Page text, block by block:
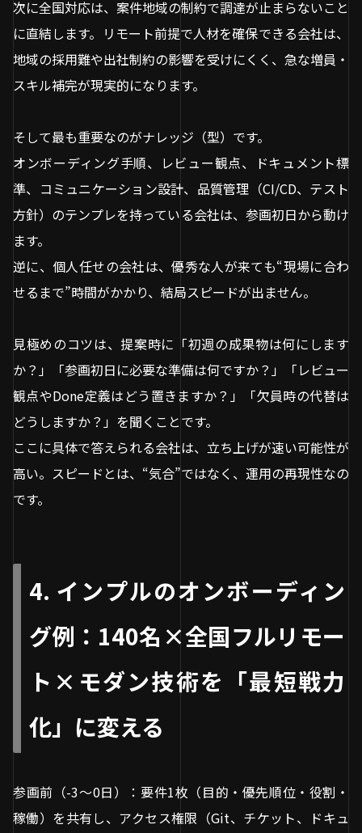
次に全国対応は、案件地域の制約で調達が止まらないこと
に直結します。リモート前提で人材を確保できる会社は、
地域の採用難や出社制約の影響を受けにくく、急な増員・
スキル補完が現実的になります。
そして最も重要なのがナレッジ（型）です。
オンボーディング手順、レビュー観点、ドキュメント標
準、コミュニケーション設計、品質管理（CI/CD、テスト
方針）のテンプレを持っている会社は、参画初日から動け
ます。
逆に、個人任せの会社は、優秀な人が来ても“現場に合わ
せるまで”時間がかかり、結局スピードが出ません。
見極めのコツは、提案時に「初週の成果物は何にします
か？」「参画初日に必要な準備は何ですか？」「レビュー
観点やDone定義はどう置きますか？」「欠員時の代替は
どうしますか？」を聞くことです。
ここに具体で答えられる会社は、立ち上げが速い可能性が
高い。スピードとは、“気合”ではなく、運用の再現性なの
です。
4. インプルのオンボーディン
グ例：140名×全国フルリモー
ト×モダン技術を「最短戦力
化」に変える
参画前（-3〜0日）：要件1枚（目的・優先順位・役割・
稼働）を共有し、アクセス権限（Git、チケット、ドキュ